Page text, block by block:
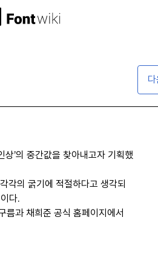
상’의 중간값을 찾아내고자 기획했
각의 굵기에 적절하다고 생각되
다.
름과 채희준 공식 홈페이지에서